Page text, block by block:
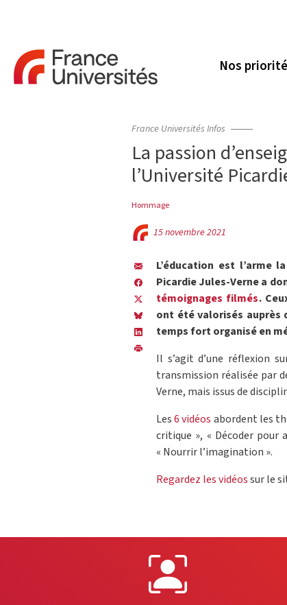
Nos
France Universités Infos
La passion
l’Université
Hommage
15 novembre 2021
L’éducation est l’arme
Picardie Jules-Verne a
témoignages filmés.
ont été valorisés auprès
temps fort organisé en
Il s’agit d’une réflexion
transmission réalisée par
Verne, mais issus de
Les6 vidéos abordent les
critique », « Décoder
« Nourrir l’imagination ».
Regardez les vidéossur le